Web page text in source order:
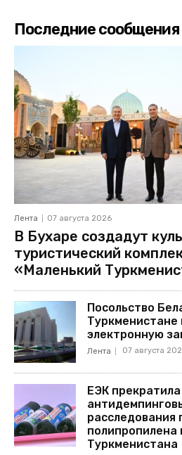
Последние сообщения
Лента 07 августа 2026
В Бухаре создадут
туристический
«Маленький
Посольство
Туркменистане
электронную
Лента 07 августа
ЕЭК прекратила
расследования
полипропилена
Туркменистана